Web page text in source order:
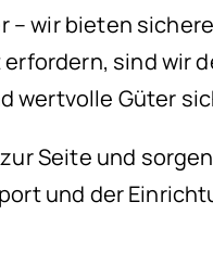
wir bieten
sind wir
wertvolle Güter
Seite und
und der